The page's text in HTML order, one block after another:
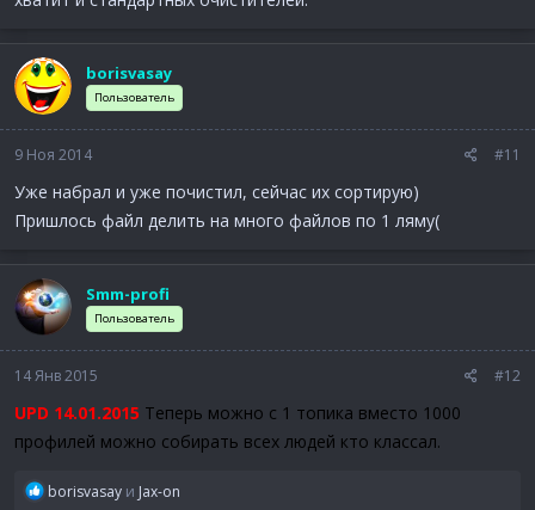
borisvasay
Пользователь
9 Ноя 2014 #11
Уже набрал и уже почистил, сейчас их сортирую)
Пришлось файл делить на много файлов по 1 ляму(
Smm-profi
Пользователь
14 Янв 2015 #12
UPD 14.01.2015 Теперь можно с 1 топика вместо 1000
профилей можно собирать всех людей кто классал.
Р
borisvasay и Jax-on